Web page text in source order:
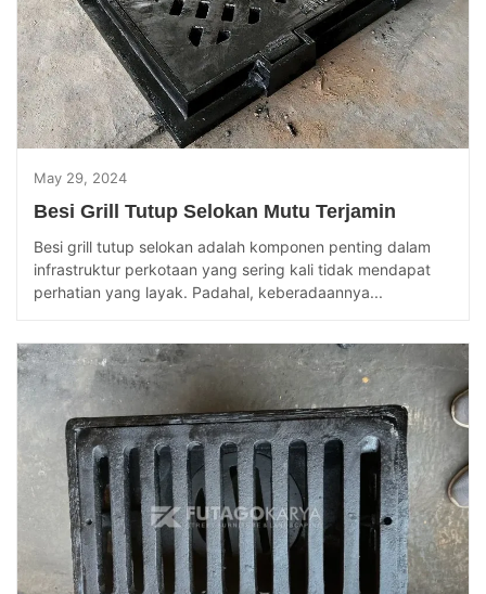
May 29, 2024
Besi Grill Tutup Selokan Mutu Terjamin
Besi grill tutup selokan adalah komponen penting dalam
infrastruktur perkotaan yang sering kali tidak mendapat
perhatian yang layak. Padahal, keberadaannya...